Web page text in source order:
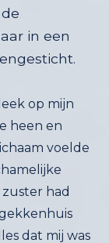
in een
op mijn
heen en
voelde
had
dat mij was